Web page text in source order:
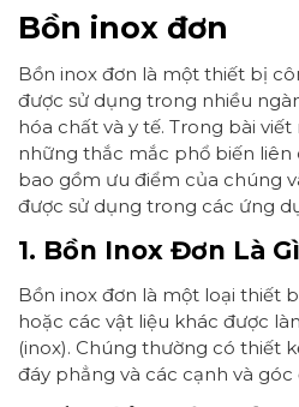
Bồn inox đơn
Bồn inox đơn là một thiết bị
được sử dụng trong nhiều
hóa chất và y tế. Trong bài
những thắc mắc phổ biến liên
bao gồm ưu điểm của chúng
được sử dụng trong các ứng
1. Bồn Inox Đơn Là
Bồn inox đơn là một loại thiết
hoặc các vật liệu khác được
(inox). Chúng thường có thiết
đáy phẳng và các cạnh và góc